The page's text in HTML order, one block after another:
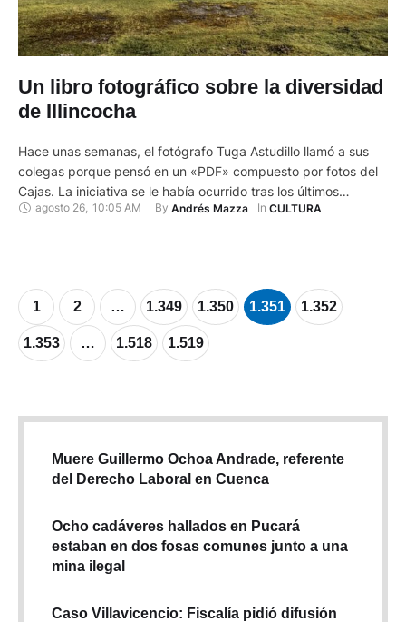
Un libro fotográfico sobre la diversidad
de Illincocha
Hace unas semanas, el fotógrafo Tuga Astudillo llamó a sus
colegas porque pensó en un «PDF» compuesto por fotos del
Cajas. La iniciativa se le había ocurrido tras los últimos
sucesos en el parque nacional, que principalmente están
en la zona de Illincocha. Y lo que …
agosto 26, 10:05 AM By Andrés Mazza In CULTURA
1 2 … 1.349 1.350 1.351 1.352
1.353 … 1.518 1.519
Muere Guillermo Ochoa Andrade, referente
del Derecho Laboral en Cuenca
Ocho cadáveres hallados en Pucará
estaban en dos fosas comunes junto a una
mina ilegal
Caso Villavicencio: Fiscalía pidió difusión